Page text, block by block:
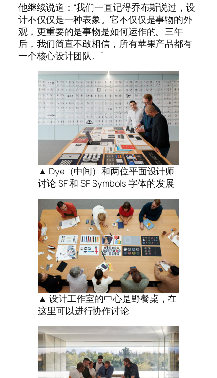
他继续说道：“我们一直记得乔布斯说过，设
计不仅仅是一种表象。它不仅仅是事物的外
观，更重要的是事物是如何运作的。三年
后，我们简直不敢相信，所有苹果产品都有
一个核心设计团队。”
▲ Dye（中间）和两位平面设计师
讨论 SF 和 SF Symbols 字体的发展
▲ 设计工作室的中心是野餐桌，在
这里可以进行协作讨论